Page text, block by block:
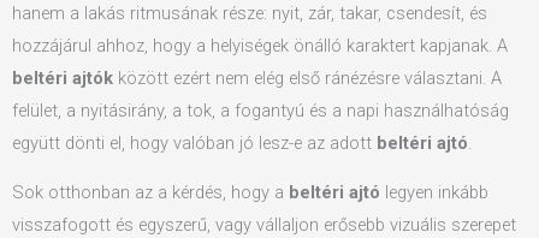
hanem a lakás ritmusának része: nyit, zár, takar, csendesít, és
hozzájárul ahhoz, hogy a helyiségek önálló karaktert kapjanak. A
beltéri ajtók között ezért nem elég első ránézésre választani. A
felület, a nyitásirány, a tok, a fogantyú és a napi használhatóság
együtt dönti el, hogy valóban jó lesz-e az adott beltéri ajtó.
Sok otthonban az a kérdés, hogy a beltéri ajtó legyen inkább
visszafogott és egyszerű, vagy vállaljon erősebb vizuális szerepet